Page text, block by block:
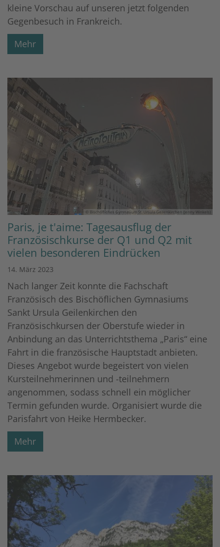
kleine Vorschau auf unseren jetzt folgenden
Gegenbesuch in Frankreich.
Mehr
© Bischöfliches Gymnasium St. Ursula Geilenkirchen (Jenny Winkels)
Paris, je t'aime: Tagesausflug der
Französischkurse der Q1 und Q2 mit
vielen besonderen Eindrücken
14. März 2023
Nach langer Zeit konnte die Fachschaft
Französisch des Bischöflichen Gymnasiums
Sankt Ursula Geilenkirchen den
Französischkursen der Oberstufe wieder in
Anbindung an das Unterrichtsthema „Paris“ eine
Fahrt in die französische Hauptstadt anbieten.
Dieses Angebot wurde begeistert von vielen
Kursteilnehmerinnen und -teilnehmern
angenommen, sodass schnell ein möglicher
Termin gefunden wurde. Organisiert wurde die
Parisfahrt von Heike Hermbecker.
Mehr